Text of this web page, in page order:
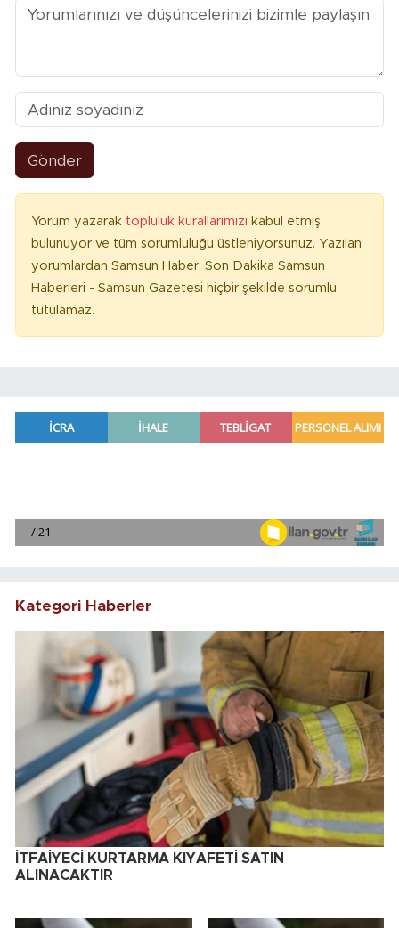
Gönder
Yorum yazarak topluluk kurallarımızı kabul etmiş
bulunuyor ve tüm sorumluluğu üstleniyorsunuz. Yazılan
yorumlardan Samsun Haber, Son Dakika Samsun
Haberleri - Samsun Gazetesi hiçbir şekilde sorumlu
tutulamaz.
Kategori Haberler
İTFAİYECİ KURTARMA KIYAFETİ SATIN
ALINACAKTIR